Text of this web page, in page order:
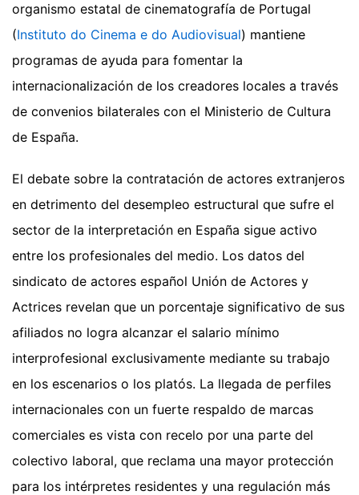
organismo estatal de cinematografía de Portugal
(Instituto do Cinema e do Audiovisual) mantiene
programas de ayuda para fomentar la
internacionalización de los creadores locales a través
de convenios bilaterales con el Ministerio de Cultura
de España.
El debate sobre la contratación de actores extranjeros
en detrimento del desempleo estructural que sufre el
sector de la interpretación en España sigue activo
entre los profesionales del medio. Los datos del
sindicato de actores español Unión de Actores y
Actrices revelan que un porcentaje significativo de sus
afiliados no logra alcanzar el salario mínimo
interprofesional exclusivamente mediante su trabajo
en los escenarios o los platós. La llegada de perfiles
internacionales con un fuerte respaldo de marcas
comerciales es vista con recelo por una parte del
colectivo laboral, que reclama una mayor protección
para los intérpretes residentes y una regulación más